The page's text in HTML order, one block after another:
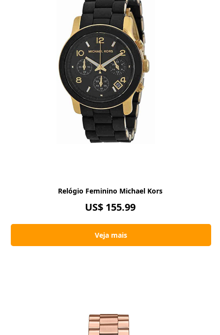
Relógio Feminino Michael Kors
US$ 155.99
Veja mais